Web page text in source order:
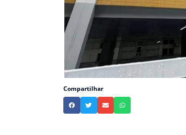
Compartilhar